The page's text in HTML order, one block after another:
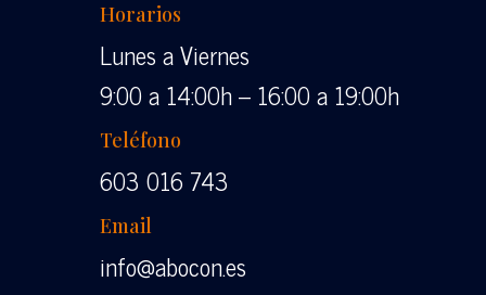
Horarios
Lunes a Viernes
9:00 a 14:00h – 16:00 a 19:00h
Teléfono
603 016 743
Email
info@abocon.es